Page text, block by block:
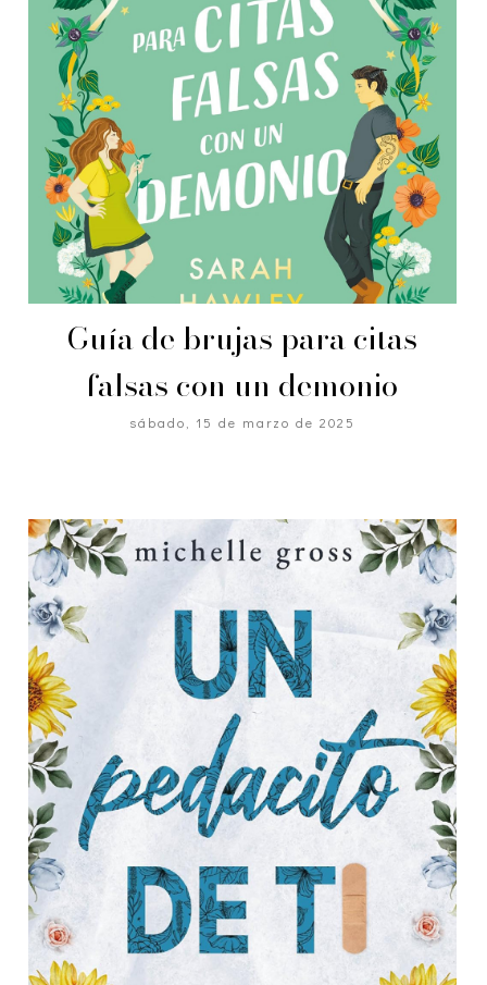
Guía de brujas para citas
falsas con un demonio
sábado, 15 de marzo de 2025